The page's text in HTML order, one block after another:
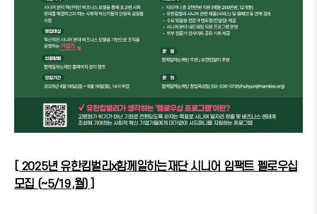
[ 2025년 유한킴벌리x함께일하는재단 시니어 임팩트 펠로우십
모집 (~5/19,월) ]